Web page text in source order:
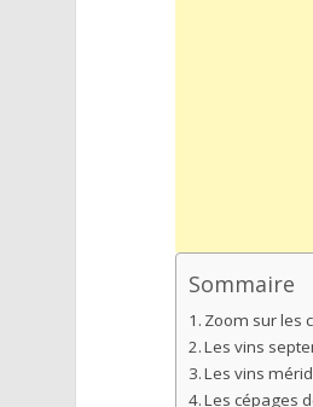
Sommaire
Zoom sur les
Les vins
Les vins
Les cépages